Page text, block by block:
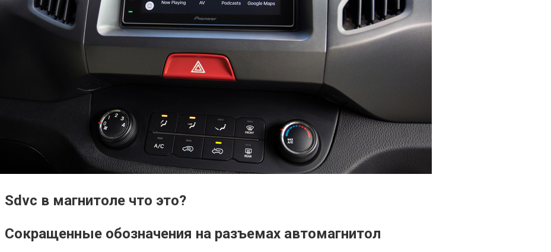
Sdvc в магнитоле что это?
Сокращенные обозначения на разъемах автомагнитол